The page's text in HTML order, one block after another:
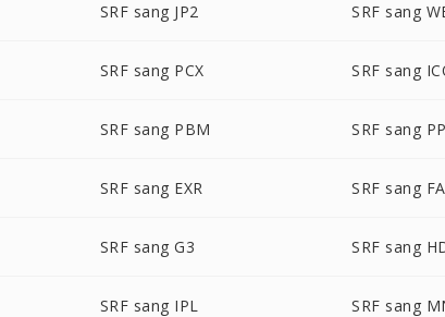
SRF sang JP2 SRF sang
SRF sang PCX SRF sang
SRF sang PBM SRF sang
SRF sang EXR SRF sang
SRF sang G3 SRF sang
SRF sang IPL SRF sang